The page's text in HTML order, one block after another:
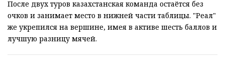
После двух туров казахстанская команда остаётся без
очков и занимает место в нижней части таблицы. "Реал"
же укрепился на вершине, имея в активе шесть баллов и
лучшую разницу мячей.